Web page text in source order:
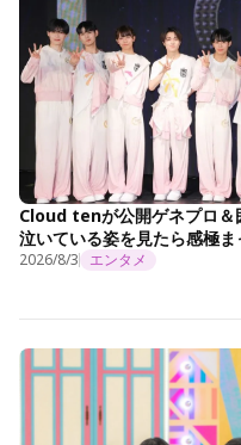
Cloud tenが公開ゲネプロ
泣いている姿を見たら感極ま
2026/8/3 エンタメ